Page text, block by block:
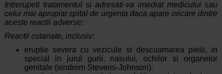
Intrerupeti tratamentul si adresati-va imediat medicului sau
celui mai apropiat spital de urgenta daca apare oricare dintre
aceste reactii adverse:
Reactii cutanate, inclusiv:
eruptie severa cu vezicule si descuamarea pielii, in
special in jurul gurii, nasului, ochilor si organelor
genitale (sindrom Stevens-Johnson).